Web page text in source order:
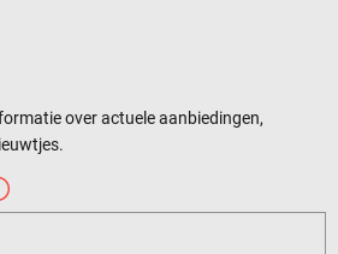
over actuele aanbiedingen,